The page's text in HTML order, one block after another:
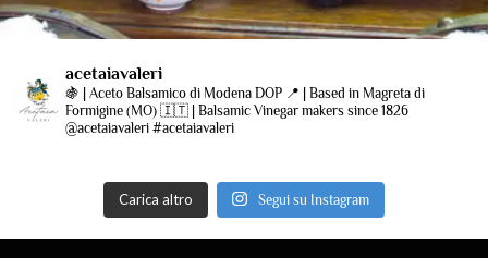
acetaiavaleri
🍇 | Aceto Balsamico di Modena DOP 📍 | Based in Magreta di
Formigine (MO) 🇮🇹 | Balsamic Vinegar makers since 1826
@acetaiavaleri #acetaiavaleri
Carica altro Segui su Instagram